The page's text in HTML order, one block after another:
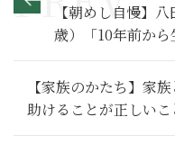
【朝めし自慢】
歳）「10年前か
しません」
【家族のかたち】家
助けることが正しい
縁”～その２～